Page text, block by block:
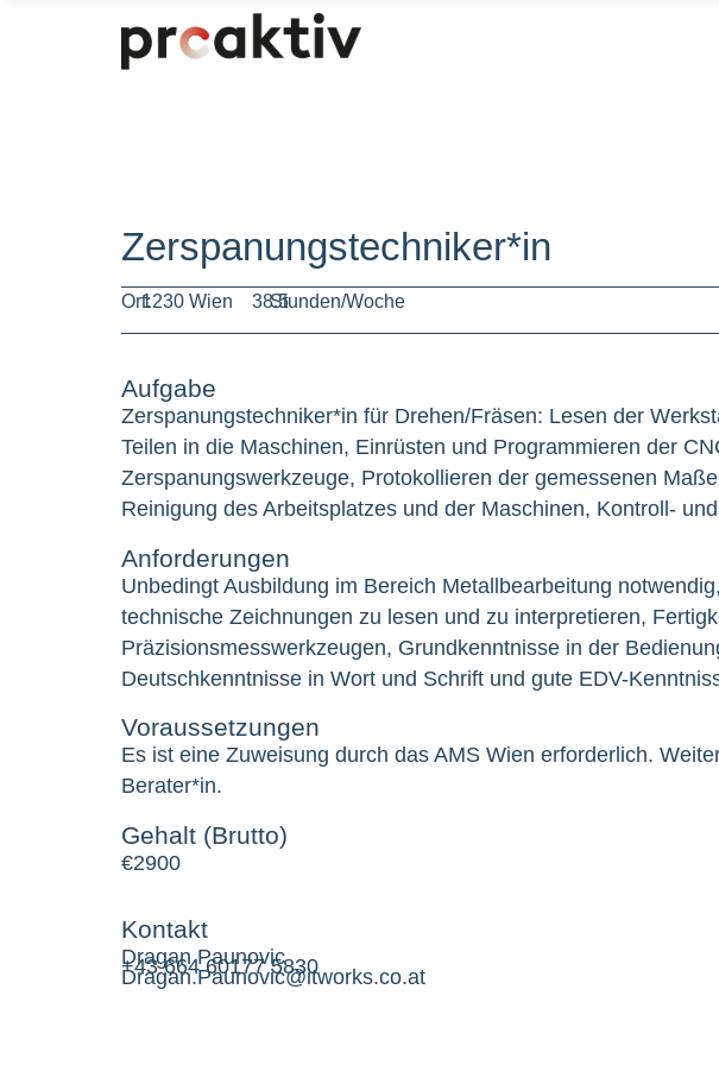
Zerspanungstechniker*in
Ort:1230 Wien 38.5Stunden/Woche
Aufgabe
Zerspanungstechniker*in für Drehen/Fräsen: Lesen der
Teilen in die Maschinen, Einrüsten und Programmieren der
Zerspanungswerkzeuge, Protokollieren der gemessenen
Reinigung des Arbeitsplatzes und der Maschinen, Kontroll-
Anforderungen
Unbedingt Ausbildung im Bereich Metallbearbeitung
technische Zeichnungen zu lesen und zu interpretieren,
Präzisionsmesswerkzeugen, Grundkenntnisse in der
Deutschkenntnisse in Wort und Schrift und gute EDV-
Voraussetzungen
Es ist eine Zuweisung durch das AMS Wien erforderlich.
Berater*in.
Gehalt (Brutto)
€2900
Kontakt
Dragan Paunovic
+43 664 60177 5830
Dragan.Paunovic@itworks.co.at